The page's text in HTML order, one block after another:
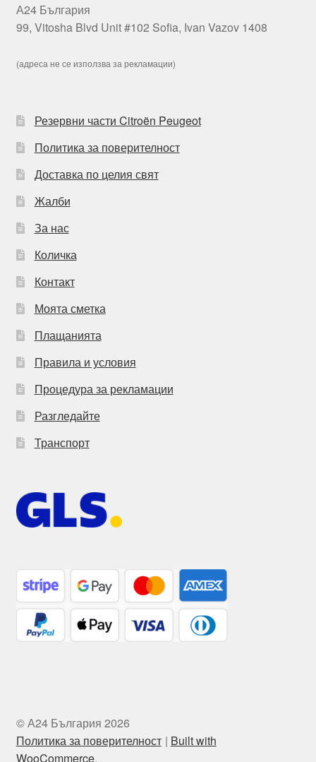
А24 България
99, Vitosha Blvd Unit #102 Sofia, Ivan Vazov 1408
(адреса не се използва за рекламации)
Резервни части Citroën Peugeot
Политика за поверителност
Доставка по целия свят
Жалби
За нас
Количка
Контакт
Моята сметка
Плащанията
Правила и условия
Процедура за рекламации
Разгледайте
Транспорт
© А24 България 2026
Политика за поверителност
Built with
WooCommerce.